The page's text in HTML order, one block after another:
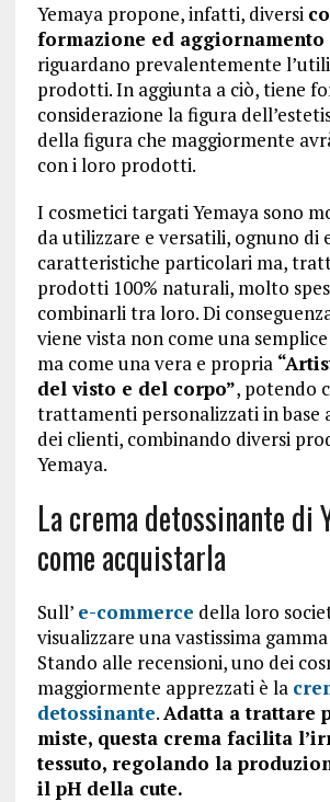
Yemaya propone, infatti, diversi
formazione ed aggiornamento
riguardano prevalentemente
prodotti. In aggiunta a ciò, tiene
considerazione la figura
della figura che maggiormente
con i loro prodotti.
I cosmetici targati Yemaya sono
da utilizzare e versatili, ognuno di
caratteristiche particolari ma,
prodotti 100% naturali, molto
combinarli tra loro. Di
viene vista non come una
ma come una vera e propria
del visto e del corpo”, potendo
trattamenti personalizzati in base
dei clienti, combinando diversi
Yemaya.
La crema detossinante di
come acquistarla
Sull’ e-commerce della loro
visualizzare una vastissima
Stando alle recensioni, uno dei
maggiormente apprezzati è la
detossinante.Adatta a trattare
miste, questa crema facilita
tessuto, regolando la
il pH della cute.